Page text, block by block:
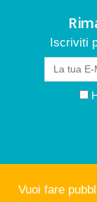
Iscriviti
Vuoi fare